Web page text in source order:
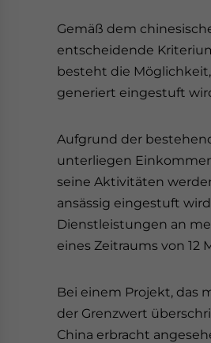
Gemäß dem
entscheidende
besteht die
generiert eingestuft
Aufgrund der
unterliegen
seine Aktivitäten
ansässig eingestuft
Dienstleistungen an
eines Zeitraums von 12
Bei einem Projekt, das
der Grenzwert
China erbracht